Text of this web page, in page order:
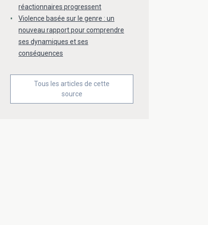
réactionnaires progressent
Violence basée sur le genre : un
nouveau rapport pour comprendre
ses dynamiques et ses
conséquences
Tous les articles de cette
source